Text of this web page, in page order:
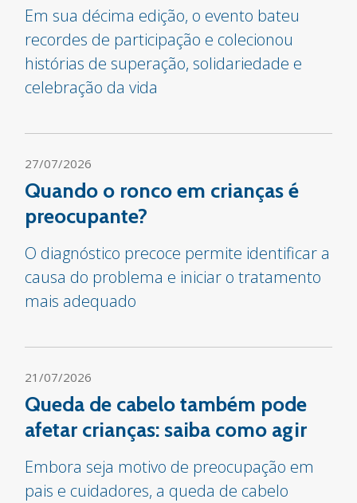
Em sua décima edição, o evento bateu
recordes de participação e colecionou
histórias de superação, solidariedade e
celebração da vida
27/07/2026
Quando o ronco em crianças é
preocupante?
O diagnóstico precoce permite identificar a
causa do problema e iniciar o tratamento
mais adequado
21/07/2026
Queda de cabelo também pode
afetar crianças: saiba como agir
Embora seja motivo de preocupação em
pais e cuidadores, a queda de cabelo